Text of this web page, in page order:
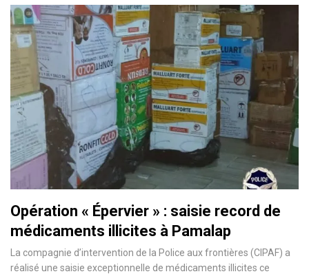
Opération « Épervier » : saisie record de
médicaments illicites à Pamalap
La compagnie d’intervention de la Police aux frontières (CIPAF) a
réalisé une saisie exceptionnelle de médicaments illicites ce